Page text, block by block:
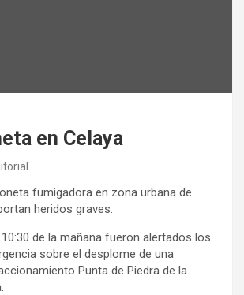
en Celaya
fumigadora en zona urbana de
heridos graves.
de la mañana fueron alertados los
sobre el desplome de una
Punta de Piedra de la